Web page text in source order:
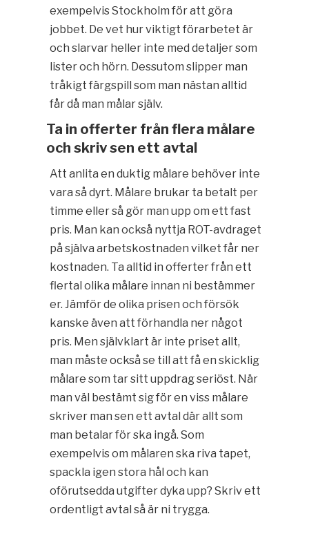
exempelvis Stockholm för att göra
jobbet. De vet hur viktigt förarbetet är
och slarvar heller inte med detaljer som
lister och hörn. Dessutom slipper man
tråkigt färgspill som man nästan alltid
får då man målar själv.
Ta in offerter från flera målare
och skriv sen ett avtal
Att anlita en duktig målare behöver inte
vara så dyrt. Målare brukar ta betalt per
timme eller så gör man upp om ett fast
pris. Man kan också nyttja ROT-avdraget
på själva arbetskostnaden vilket får ner
kostnaden. Ta alltid in offerter från ett
flertal olika målare innan ni bestämmer
er. Jämför de olika prisen och försök
kanske även att förhandla ner något
pris. Men självklart är inte priset allt,
man måste också se till att få en skicklig
målare som tar sitt uppdrag seriöst. När
man väl bestämt sig för en viss målare
skriver man sen ett avtal där allt som
man betalar för ska ingå. Som
exempelvis om målaren ska riva tapet,
spackla igen stora hål och kan
oförutsedda utgifter dyka upp? Skriv ett
ordentligt avtal så är ni trygga.